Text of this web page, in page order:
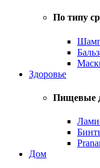
По типу
Здоровье
Пищевые
Дом